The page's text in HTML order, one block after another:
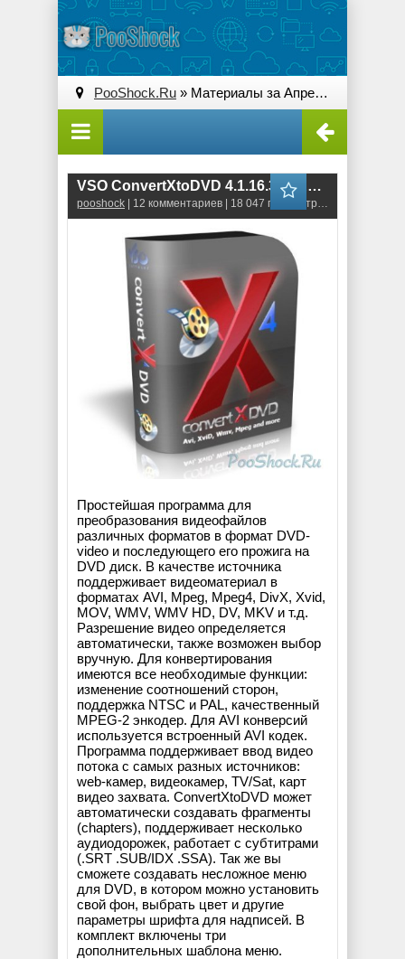
PooShock.Ru » Материалы за Апрель 2011 года » Страница 2
VSO ConvertXtoDVD 4.1.16.360 RUS + Templates
pooshock | 12 комментариев | 18 047 просмотров
Простейшая программа для
преобразования видеофайлов
различных форматов в формат DVD-
video и последующего его прожига на
DVD диск. В качестве источника
поддерживает видеоматериал в
форматах AVI, Mpeg, Mpeg4, DivX, Xvid,
MOV, WMV, WMV HD, DV, MKV и т.д.
Разрешение видео определяется
автоматически, также возможен выбор
вручную. Для конвертирования
имеются все необходимые функции:
изменение соотношений сторон,
поддержка NTSC и PAL, качественный
MPEG-2 энкодер. Для AVI конверсий
используется встроенный AVI кодек.
Программа поддерживает ввод видео
потока с самых разных источников:
web-камер, видеокамер, TV/Sat, карт
видео захвата. ConvertXtoDVD может
автоматически создавать фрагменты
(chapters), поддерживает несколько
аудиодорожек, работает с субтитрами
(.SRT .SUB/IDX .SSA). Так же вы
сможете создавать несложное меню
для DVD, в котором можно установить
свой фон, выбрать цвет и другие
параметры шрифта для надписей. В
комплект включены три
дополнительных шаблона меню.